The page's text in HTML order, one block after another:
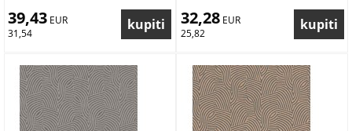
39,43 EUR
31,54
32,28 EUR
25,82